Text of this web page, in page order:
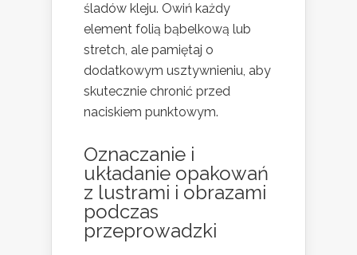
śladów kleju. Owiń każdy
element folią bąbelkową lub
stretch, ale pamiętaj o
dodatkowym usztywnieniu, aby
skutecznie chronić przed
naciskiem punktowym.
Oznaczanie i
układanie opakowań
z lustrami i obrazami
podczas
przeprowadzki